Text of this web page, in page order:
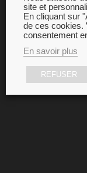
site et
En cliquant sur
de ces cookies.
consentement
En savoir plus
REFUSER